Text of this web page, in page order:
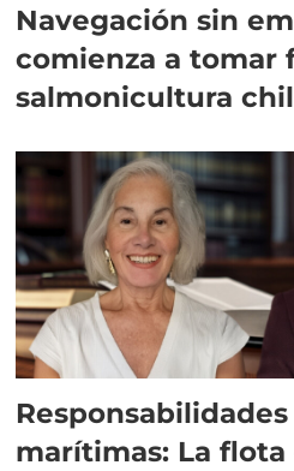
Navegación sin
comienza a tomar
salmonicultura
marítimas: La flota